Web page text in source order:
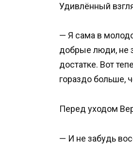
Удивлённый
— Я сама в
добрые люди, не
достатке. Вот
гораздо больше,
Перед уходом
— И не забудь